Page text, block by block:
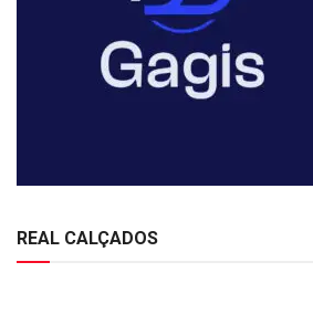
REAL CALÇADOS